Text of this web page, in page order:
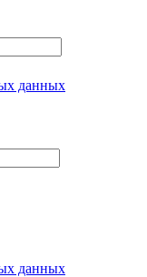
данных
данных